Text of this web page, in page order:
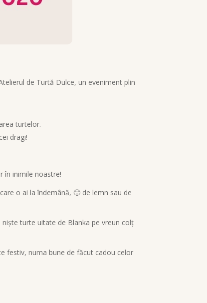
de Turtă Dulce, un eveniment plin
turtelor.
dragi!
în inimile noastre!
o ai la îndemână, 🙂 de lemn sau de
turte uitate de Blanka pe vreun colț
festiv, numa bune de făcut cadou celor